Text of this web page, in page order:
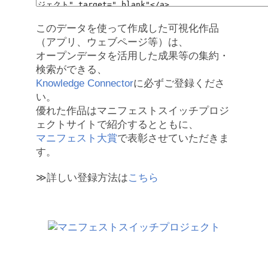
このデータを使って作成した可視化作品
（アプリ、ウェブページ等）は、
オープンデータを活用した成果等の集約・
検索ができる、
Knowledge Connectorに必ずご登録くださ
い。
優れた作品はマニフェストスイッチプロジ
ェクトサイトで紹介するとともに、
マニフェスト大賞で表彰させていただきま
す。
≫詳しい登録方法はこちら